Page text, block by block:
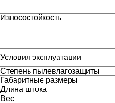
Износостойкость
Условия эксплуатации
Степень пылевлагозащиты
Габаритные размеры
Длина штока
Вес